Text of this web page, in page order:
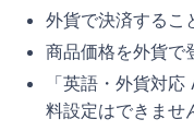
外貨で決済するこ
商品価格を外貨で
「英語・外貨対
料設定はできませ